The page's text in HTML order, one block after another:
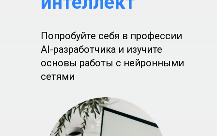
Попробуйте себя в профессии
AI-разработчика и изучите
основы работы с нейронными
сетями